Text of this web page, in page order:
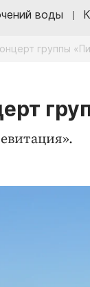
воды
группы